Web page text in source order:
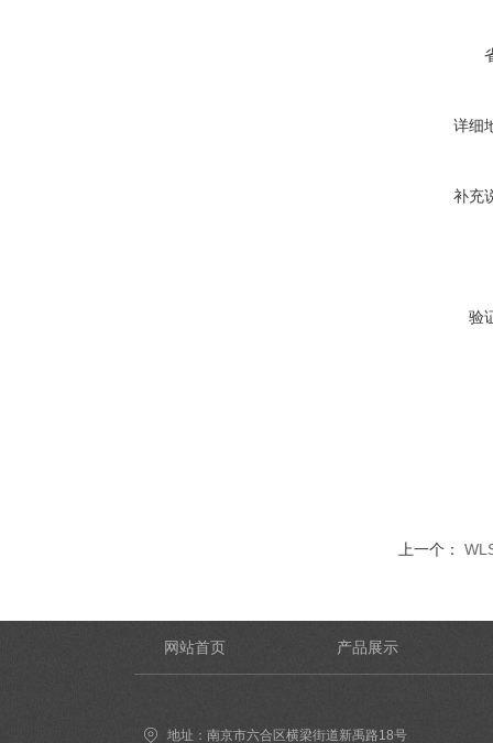
详细
补充
验
上一个：
网站首页 产品展示
地址：南京市六合区横梁街道新禹路18号